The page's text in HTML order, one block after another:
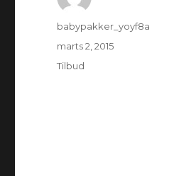
Forfatter
babypakker_yoyf8a
Udgivet
marts 2, 2015
Kategorier
Tilbud